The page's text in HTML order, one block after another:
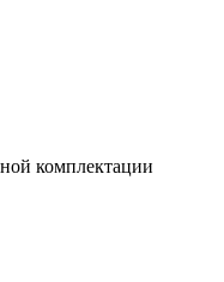
комплектации